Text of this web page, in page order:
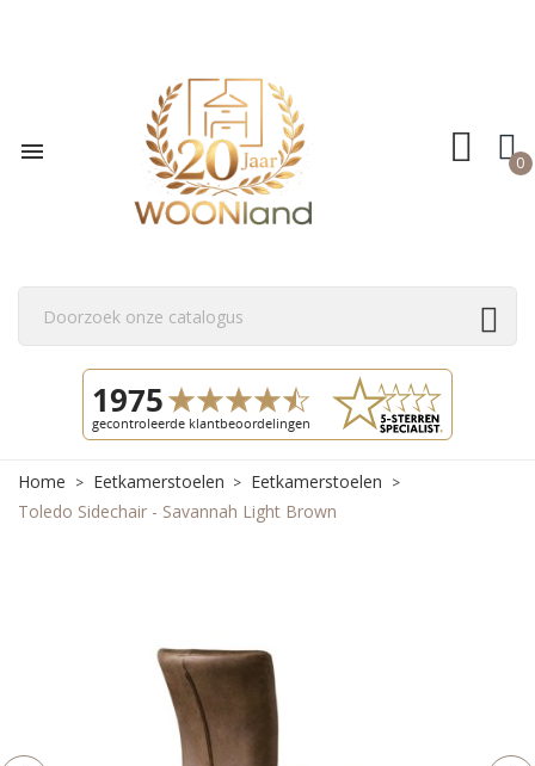
 0
Home Eetkamerstoelen
Eetkamerstoelen
Toledo Sidechair - Savannah Light Brown